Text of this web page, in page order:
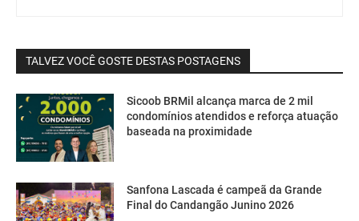
TALVEZ VOCÊ GOSTE DESTAS POSTAGENS
Sicoob BRMil alcança marca de 2 mil
condomínios atendidos e reforça atuação
baseada na proximidade
Sanfona Lascada é campeã da Grande
Final do Candangão Junino 2026